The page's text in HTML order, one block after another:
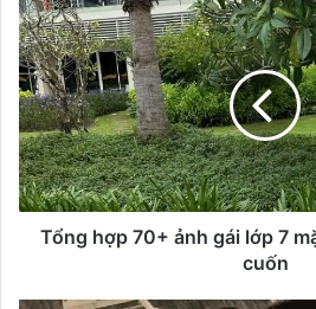
T
ổ
n
g
h
ợ
p
7
0
Tổng hợp 70+ ảnh gái lớp 7
cuốn